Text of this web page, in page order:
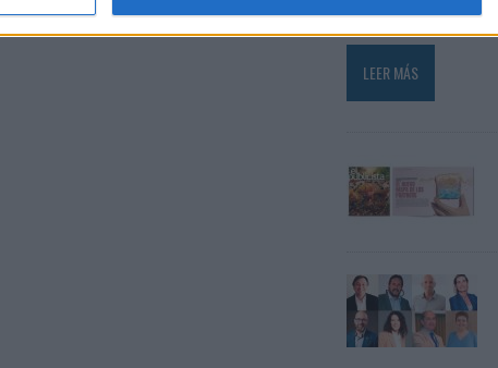
algunos de ...
LEER MÁS